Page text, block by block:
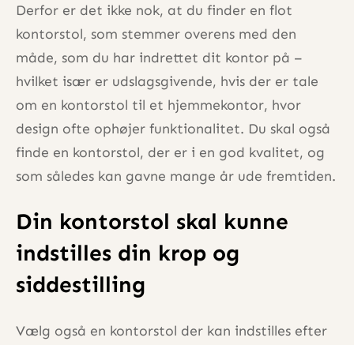
Derfor er det ikke nok, at du finder en flot
kontorstol, som stemmer overens med den
måde, som du har indrettet dit kontor på –
hvilket især er udslagsgivende, hvis der er tale
om en kontorstol til et hjemmekontor, hvor
design ofte ophøjer funktionalitet. Du skal også
finde en kontorstol, der er i en god kvalitet, og
som således kan gavne mange år ude fremtiden.
Din kontorstol skal kunne
indstilles din krop og
siddestilling
Vælg også en kontorstol der kan indstilles efter